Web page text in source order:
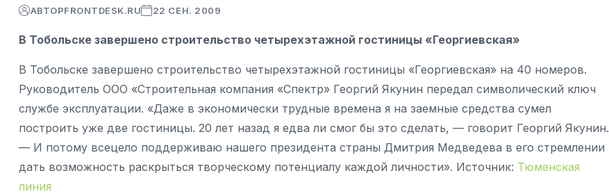
АВТОРFRONTDESK.RU 22 СЕН. 2009
В Тобольске завершено строительство четырехэтажной гостиницы «Георгиевская»
В Тобольске завершено строительство четырехэтажной гостиницы «Георгиевская» на 40 номеров.
Руководитель ООО «Строительная компания «Спектр» Георгий Якунин передал символический ключ
службе эксплуатации. «Даже в экономически трудные времена я на заемные средства сумел
построить уже две гостиницы. 20 лет назад я едва ли смог бы это сделать, — говорит Георгий Якунин.
— И потому всецело поддерживаю нашего президента страны Дмитрия Медведева в его стремлении
дать возможность раскрыться творческому потенциалу каждой личности». Источник: Тюменская
линия